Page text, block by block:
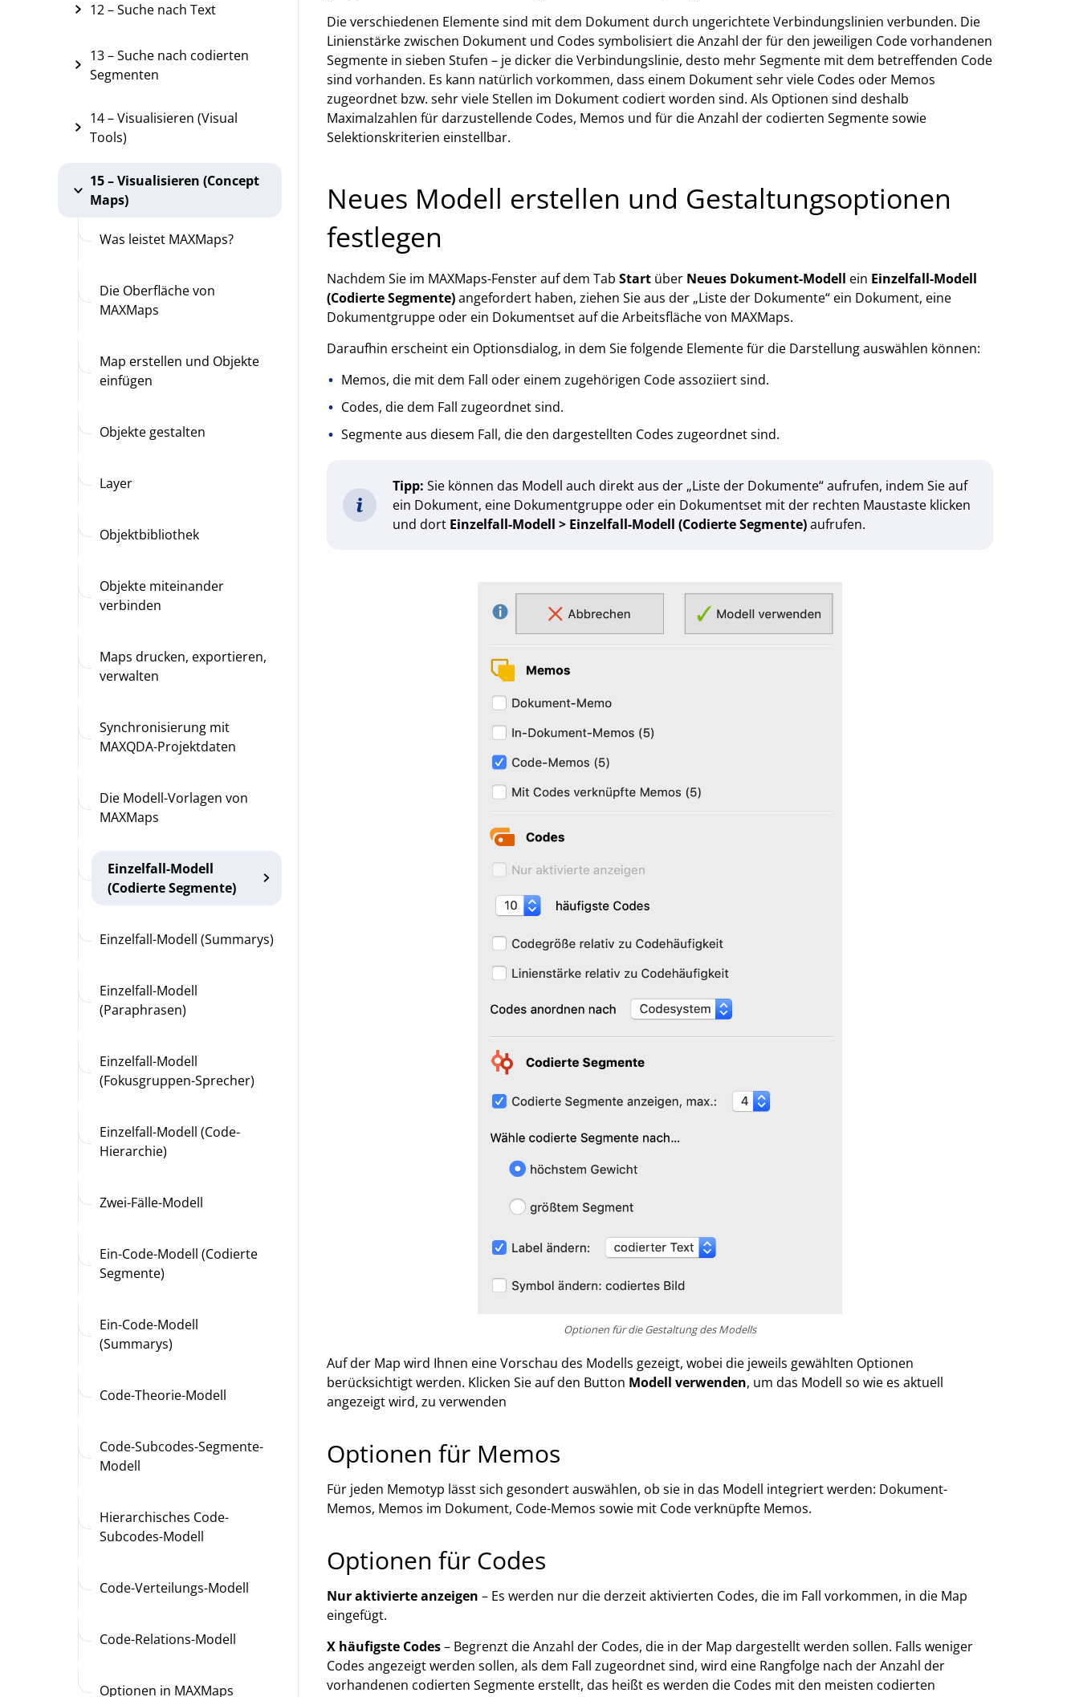
12 – Suche nach Text
13 – Suche nach codierten
Segmenten
14 – Visualisieren (Visual
Tools)
15 – Visualisieren (Concept
Maps)
Was leistet MAXMaps?
Die Oberfläche von
MAXMaps
Map erstellen und Objekte
einfügen
Objekte gestalten
Layer
Objektbibliothek
Objekte miteinander
verbinden
Maps drucken, exportieren,
verwalten
Synchronisierung mit
MAXQDA-Projektdaten
Die Modell-Vorlagen von
MAXMaps
Einzelfall-Modell
(Codierte Segmente)
Einzelfall-Modell (Summarys)
Einzelfall-Modell
(Paraphrasen)
Einzelfall-Modell
(Fokusgruppen-Sprecher)
Einzelfall-Modell (Code-
Hierarchie)
Zwei-Fälle-Modell
Ein-Code-Modell (Codierte
Segmente)
Ein-Code-Modell
(Summarys)
Code-Theorie-Modell
Code-Subcodes-Segmente-
Modell
Hierarchisches Code-
Subcodes-Modell
Code-Verteilungs-Modell
Code-Relations-Modell
Optionen in MAXMaps
Die verschiedenen Elemente sind mit dem Dokument durch ungerichtete Verbindungslinien verbunden. Die
Linienstärke zwischen Dokument und Codes symbolisiert die Anzahl der für den jeweiligen Code vorhandenen
Segmente in sieben Stufen – je dicker die Verbindungslinie, desto mehr Segmente mit dem betreffenden Code
sind vorhanden. Es kann natürlich vorkommen, dass einem Dokument sehr viele Codes oder Memos
zugeordnet bzw. sehr viele Stellen im Dokument codiert worden sind. Als Optionen sind deshalb
Maximalzahlen für darzustellende Codes, Memos und für die Anzahl der codierten Segmente sowie
Selektionskriterien einstellbar.
Neues Modell erstellen und Gestaltungsoptionen
festlegen
Nachdem Sie im MAXMaps-Fenster auf dem Tab Start über Neues Dokument-Modell ein Einzelfall-Modell
(Codierte Segmente)angefordert haben, ziehen Sie aus der „Liste der Dokumente“ ein Dokument, eine
Dokumentgruppe oder ein Dokumentset auf die Arbeitsfläche von MAXMaps.
Daraufhin erscheint ein Optionsdialog, in dem Sie folgende Elemente für die Darstellung auswählen können:
Memos, die mit dem Fall oder einem zugehörigen Code assoziiert sind.
Codes, die dem Fall zugeordnet sind.
Segmente aus diesem Fall, die den dargestellten Codes zugeordnet sind.
Tipp: Sie können das Modell auch direkt aus der „Liste der Dokumente“ aufrufen, indem Sie auf
ein Dokument, eine Dokumentgruppe oder ein Dokumentset mit der rechten Maustaste klicken
und dort Einzelfall-Modell > Einzelfall-Modell (Codierte Segmente)aufrufen.
Optionen für die Gestaltung des Modells
Auf der Map wird Ihnen eine Vorschau des Modells gezeigt, wobei die jeweils gewählten Optionen
berücksichtigt werden. Klicken Sie auf den Button Modell verwenden, um das Modell so wie es aktuell
angezeigt wird, zu verwenden
Optionen für Memos
Für jeden Memotyp lässt sich gesondert auswählen, ob sie in das Modell integriert werden: Dokument-
Memos, Memos im Dokument, Code-Memos sowie mit Code verknüpfte Memos.
Optionen für Codes
Nur aktivierte anzeigen – Es werden nur die derzeit aktivierten Codes, die im Fall vorkommen, in die Map
eingefügt.
X häufigste Codes– Begrenzt die Anzahl der Codes, die in der Map dargestellt werden sollen. Falls weniger
Codes angezeigt werden sollen, als dem Fall zugeordnet sind, wird eine Rangfolge nach der Anzahl der
vorhandenen codierten Segmente erstellt, das heißt es werden die Codes mit den meisten codierten